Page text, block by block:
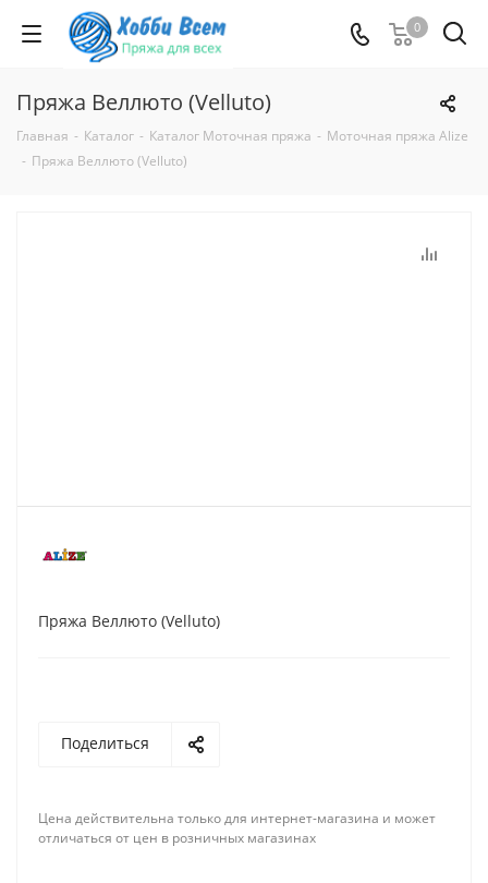
0
Пряжа Веллюто (Velluto)
Главная - Каталог - Каталог Моточная пряжа - Моточная пряжа Alize
- Пряжа Веллюто (Velluto)
Пряжа Веллюто (Velluto)
Поделиться
Цена действительна только для интернет-магазина и может
отличаться от цен в розничных магазинах